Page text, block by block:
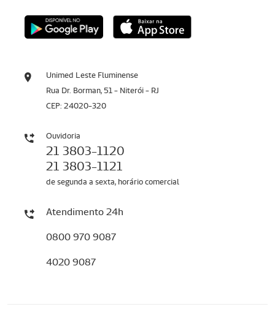
Unimed Leste Fluminense
Rua Dr. Borman, 51 - Niterói - RJ
CEP: 24020-320
Ouvidoria
21 3803-1120
21 3803-1121
de segunda a sexta, horário comercial
Atendimento 24h
0800 970 9087
4020 9087